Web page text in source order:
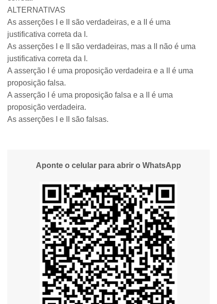
ALTERNATIVAS
As asserções I e II são verdadeiras, e a II é uma
justificativa correta da I.
As asserções I e II são verdadeiras, mas a II não é uma
justificativa correta da I.
A asserção I é uma proposição verdadeira e a II é uma
proposição falsa.
A asserção I é uma proposição falsa e a II é uma
proposição verdadeira.
As asserções I e II são falsas.
Aponte o celular para abrir o WhatsApp